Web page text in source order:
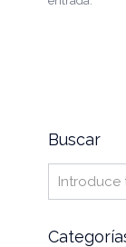
Buscar